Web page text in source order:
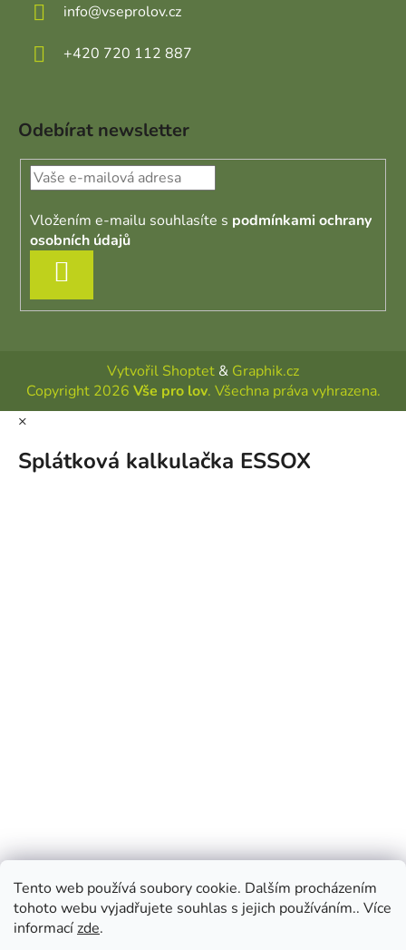
Tento web používá soubory cookie. Dalším procházením
tohoto webu vyjadřujete souhlas s jejich používáním.. Více
informacízde.
info@vseprolov.cz
+420 720 112 887
Odebírat newsletter
Vložením e-mailu souhlasíte s podmínkami ochrany
osobních údajů
Vytvořil Shoptet & Graphik.cz
Copyright 2026 Vše pro lov. Všechna práva vyhrazena.
×
Splátková kalkulačka ESSOX